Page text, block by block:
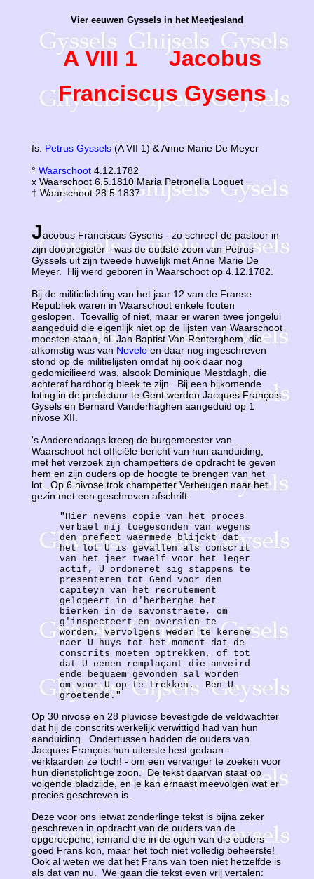
Vier eeuwen Gyssels in het Meetjesland
A VIII 1 Jacobus
Franciscus Gysens
fs. Petrus Gyssels(A VII 1) & Anne Marie De Meyer
° Waarschoot4.12.1782
x Waarschoot 6.5.1810 Maria Petronella Loquet
† Waarschoot 28.5.1837
Jacobus Franciscus Gysens - zo schreef de pastoor in
zijn doopregister - was de oudste zoon van Petrus
Gyssels uit zijn tweede huwelijk met Anne Marie De
Meyer. Hij werd geboren in Waarschoot op 4.12.1782.
Bij de militielichting van het jaar 12 van de Franse
Republiek waren in Waarschoot enkele fouten
geslopen. Toevallig of niet, maar er waren twee jongelui
aangeduid die eigenlijk niet op de lijsten van Waarschoot
moesten staan, nl. Jan Baptist Van Renterghem, die
afkomstig was van Neveleen daar nog ingeschreven
stond op de militielijsten omdat hij ook daar nog
gedomicilieerd was, alsook Dominique Mestdagh, die
achteraf hardhorig bleek te zijn. Bij een bijkomende
loting in de prefectuur te Gent werden Jacques François
Gysels en Bernard Vanderhaghen aangeduid op 1
nivose XII.
's Anderendaags kreeg de burgemeester van
Waarschoot het officiële bericht van hun aanduiding,
met het verzoek zijn champetters de opdracht te geven
hem en zijn ouders op de hoogte te brengen van het
lot. Op 6 nivose trok champetter Verheugen naar het
gezin met een geschreven afschrift:
"Hier nevens copie van het proces
verbael mij toegesonden van wegens
den prefect waermede blijckt dat
het lot U is gevallen als conscrit
van het jaer twaelf voor het leger
actif, U ordoneret sig stappens te
presenteren tot Gend voor den
capiteyn van het recrutement
gelogeert in d'herberghe het
bierken in de savonstraete, om
g'inspecteert en oversien te
worden, vervolgens weder te kerene
naer U huys tot het moment dat de
conscrits moeten optrekken, of tot
dat U eenen remplaçant die amveird
ende bequaem gevonden sal worden
om voor U op te trekken. Ben U
groetende."
Op 30 nivose en 28 pluviose bevestigde de veldwachter
dat hij de conscrits werkelijk verwittigd had van hun
aanduiding. Ondertussen hadden de ouders van
Jacques François hun uiterste best gedaan -
verklaarden ze toch! - om een vervanger te zoeken voor
hun dienstplichtige zoon. De tekst daarvan staat op
volgende bladzijde, en je kan ernaast meevolgen wat er
precies geschreven is.
Deze voor ons ietwat zonderlinge tekst is bijna zeker
geschreven in opdracht van de ouders van de
opgeroepene, iemand die in de ogen van die ouders
goed Frans kon, maar het toch niet volledig beheerste!
Ook al weten we dat het Frans van toen niet hetzelfde is
als dat van nu. We gaan die tekst even vrij vertalen: